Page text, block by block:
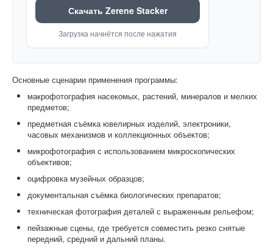
Скачать Zerene Stacker
Загрузка начнётся после нажатия
Основные сценарии применения программы:
макрофотография насекомых, растений, минералов и мелких
предметов;
предметная съёмка ювелирных изделий, электроники,
часовых механизмов и коллекционных объектов;
микрофотография с использованием микроскопических
объективов;
оцифровка музейных образцов;
документальная съёмка биологических препаратов;
техническая фотография деталей с выраженным рельефом;
пейзажные сцены, где требуется совместить резко снятые
передний, средний и дальний планы.